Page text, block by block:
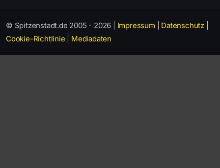
© Spitzenstadt.de 2005 - 2026 | Impressum Datenschutz
Cookie-Richtlinie
Mediadaten